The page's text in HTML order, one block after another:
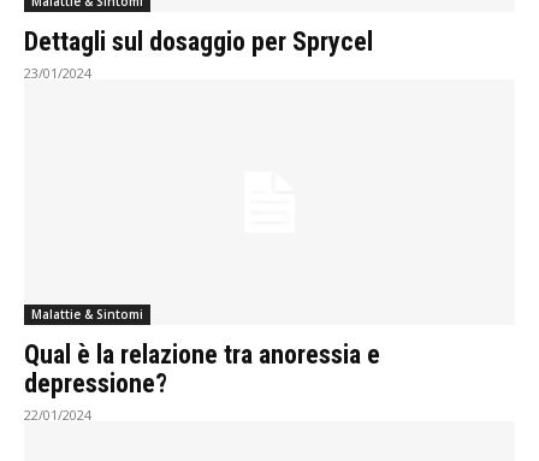
Dettagli sul dosaggio per Sprycel
23/01/2024
Malattie & Sintomi
Qual è la relazione tra anoressia e
depressione?
22/01/2024